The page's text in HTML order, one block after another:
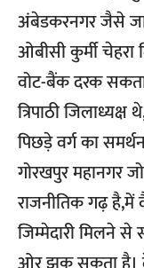
अंबेडकरनगर जैसे
ओबीसी कुर्मी
वोट-बैंक दरक सकता
त्रिपाठी
पिछड़े वर्ग का
गोरखपुर महानगर
राजनीतिक गढ़
जिम्मेदारी मिलने से